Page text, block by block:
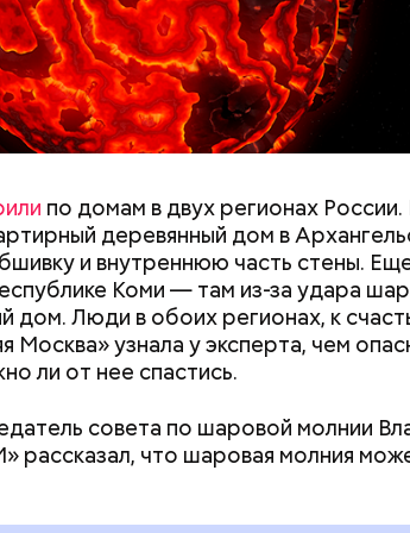
по домам в двух регионах
деревянный дом в
и внутреннюю часть стены.
Коми — там из-за удара
дом. Люди в обоих регионах, к
Москва» узнала у эксперта, чем
ли от нее спастись.
совета по шаровой молнии
рассказал, что шаровая молния
апреля, когда нас подняли по
Привезли в полк.
Создали мобильный отряд. Через
сторону Чернобыля, — вспоминает
святой Николай спас от смерти
корыстолюбивым